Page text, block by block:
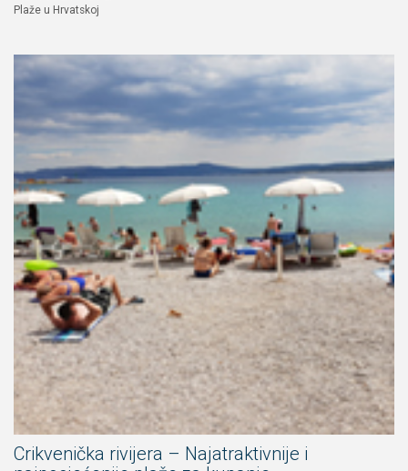
Plaže u Hrvatskoj
Crikvenička rivijera – Najatraktivnije i